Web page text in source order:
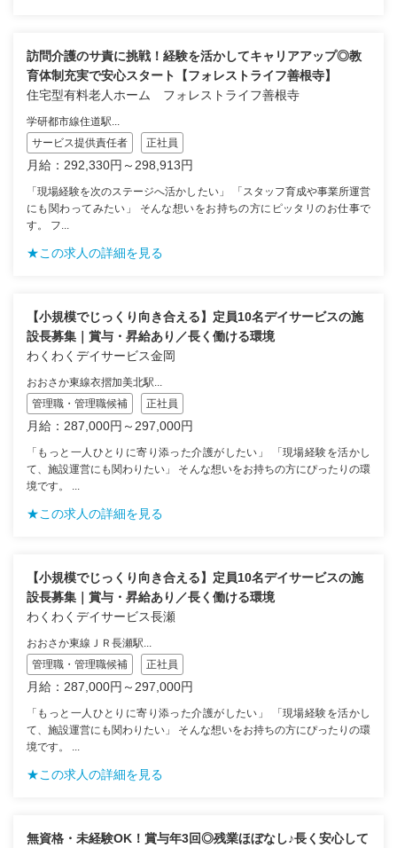
訪問介護のサ責に挑戦！経験を活かしてキャリアアップ◎教
育体制充実で安心スタート【フォレストライフ善根寺】
住宅型有料老人ホーム フォレストライフ善根寺
学研都市線住道駅...
サービス提供責任者
正社員
月給：292,330円～298,913円
「現場経験を次のステージへ活かしたい」 「スタッフ育成や事業所運営
にも関わってみたい」 そんな想いをお持ちの方にピッタリのお仕事で
す。 フ...
★この求人の詳細を見る
【小規模でじっくり向き合える】定員10名デイサービスの施
設長募集｜賞与・昇給あり／長く働ける環境
わくわくデイサービス金岡
おおさか東線衣摺加美北駅...
管理職・管理職候補
正社員
月給：287,000円～297,000円
「もっと一人ひとりに寄り添った介護がしたい」 「現場経験を活かし
て、施設運営にも関わりたい」 そんな想いをお持ちの方にぴったりの環
境です。 ...
★この求人の詳細を見る
【小規模でじっくり向き合える】定員10名デイサービスの施
設長募集｜賞与・昇給あり／長く働ける環境
わくわくデイサービス長瀬
おおさか東線ＪＲ長瀬駅...
管理職・管理職候補
正社員
月給：287,000円～297,000円
「もっと一人ひとりに寄り添った介護がしたい」 「現場経験を活かし
て、施設運営にも関わりたい」 そんな想いをお持ちの方にぴったりの環
境です。 ...
★この求人の詳細を見る
無資格・未経験OK！賞与年3回◎残業ほぼなし♪長く安心して